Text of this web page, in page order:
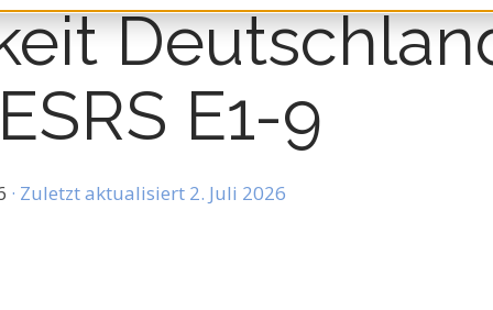
E1-9
· Zuletzt aktualisiert 2. Juli 2026